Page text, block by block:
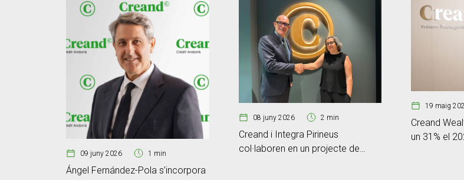
09 juny 2026 1 min
Ángel Fernández-Pola s’incorpora
08 juny 2026 2 min
Creand i Integra Pirineus
col·laboren en un projecte de
19 maig
Creand
un 31% el